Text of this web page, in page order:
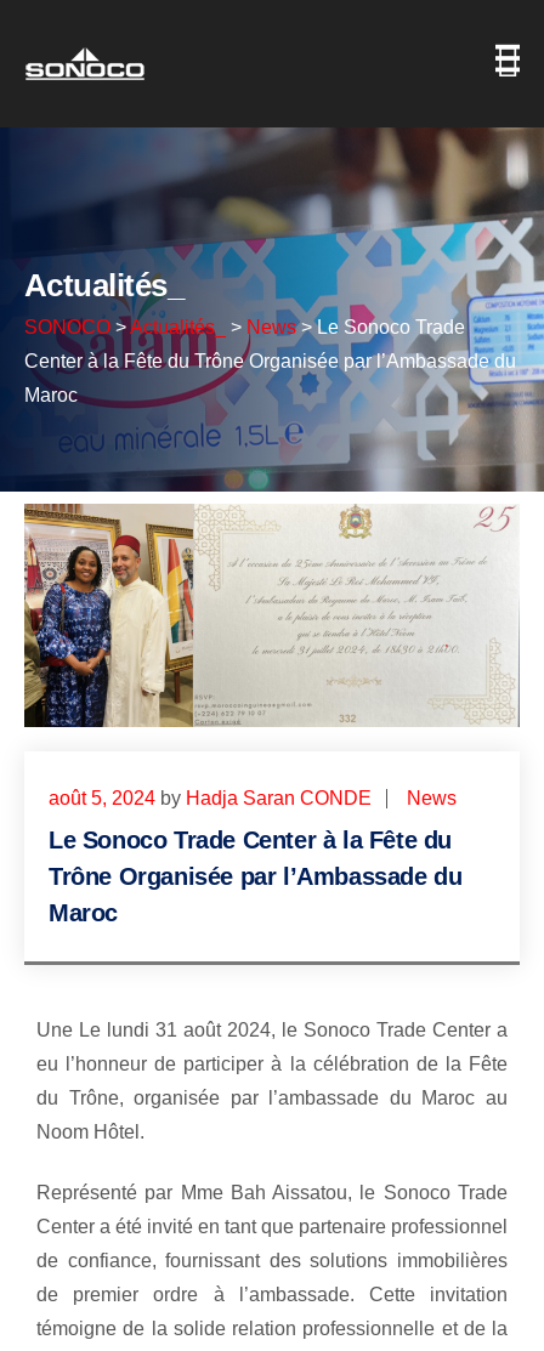
Actualités_
SONOCO >Actualités_ > News>Le Sonoco Trade
Center à la Fête du Trône Organisée par l’Ambassade du
Maroc
août 5, 2024 by Hadja Saran CONDE News
Le Sonoco Trade Center à la Fête du
Trône Organisée par l’Ambassade du
Maroc
Une Le lundi 31 août 2024, le Sonoco Trade Center a
eu l’honneur de participer à la célébration de la Fête
du Trône, organisée par l’ambassade du Maroc au
Noom Hôtel.
Représenté par Mme Bah Aissatou, le Sonoco Trade
Center a été invité en tant que partenaire professionnel
de confiance, fournissant des solutions immobilières
de premier ordre à l’ambassade. Cette invitation
témoigne de la solide relation professionnelle et de la